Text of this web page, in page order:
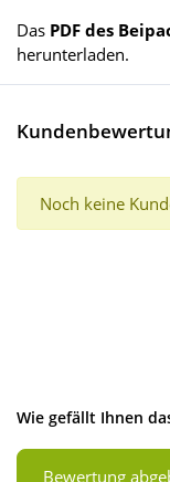
Das PDF des
herunterladen.
Noch keine
Wie gefällt Ihnen
Bewertung